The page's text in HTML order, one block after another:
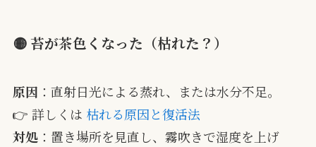
🟡 苔が茶色くなった（枯れた？）
原因 ：直射日光による蒸れ、または水分不足。
👉 詳しくは 枯れる原因と復活法
対処：置き場所を見直し、霧吹きで湿度を上げ